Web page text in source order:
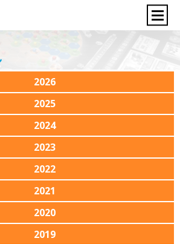
2026
2025
2024
2023
2022
2021
2020
2019